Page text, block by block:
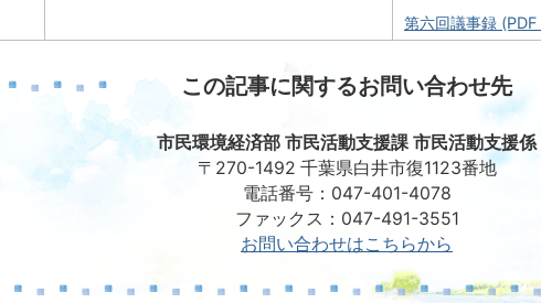
第六回議事録
この記事に関するお問い合わせ先
市民環境経済部 市民活動支援課 市民活動支援係
〒270-1492 千葉県白井市復1123番地
電話番号：047-401-4078
ファックス：047-491-3551
お問い合わせはこちらから